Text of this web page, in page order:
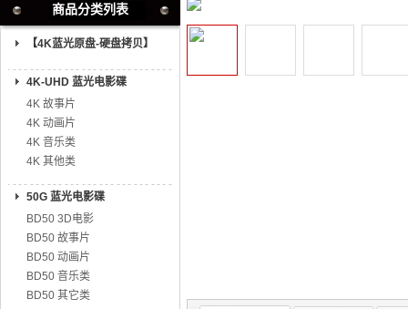
商品分类列表
【4K蓝光原盘-硬盘拷贝】
4K-UHD 蓝光电影碟
4K 故事片
4K 动画片
4K 音乐类
4K 其他类
50G 蓝光电影碟
BD50 3D电影
BD50 故事片
BD50 动画片
BD50 音乐类
BD50 其它类